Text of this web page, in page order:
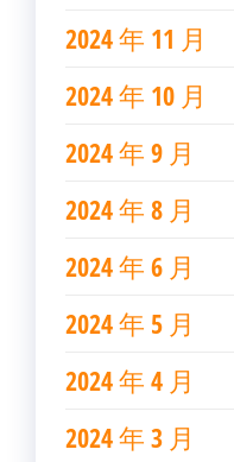
2024 年 11 月
2024 年 10 月
2024 年 9 月
2024 年 8 月
2024 年 6 月
2024 年 5 月
2024 年 4 月
2024 年 3 月